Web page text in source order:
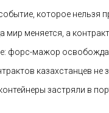
которое нельзя
мир меняется, а
форс-мажор
казахстанцев
застряли в